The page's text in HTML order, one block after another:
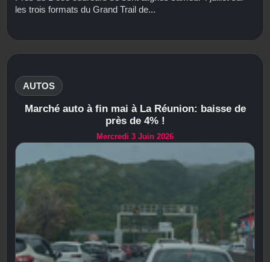
les trois formats du Grand Trail de...
AUTOS
Marché auto à fin mai à La Réunion: baisse de
près de 4% !
Mercredi 3 Juin 2026